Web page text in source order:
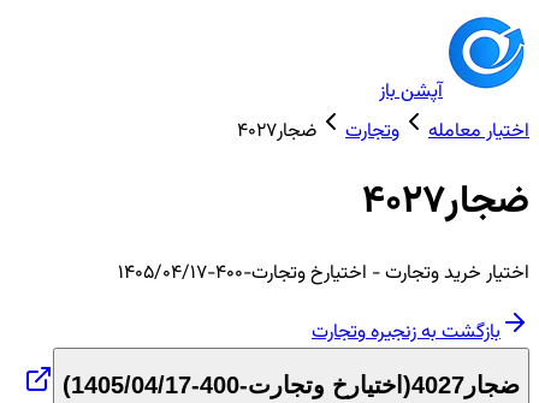
آپشن باز
اختیار معامله
وتجارت ضجار4027
ضجار4027
اختیار خریدوتجارت- اختیارخ وتجارت-400-1405/04/17
بازگشت به زنجیرهوتجارت
ضجار4027 ( اختیارخ وتجارت-400-1405/04/17 )